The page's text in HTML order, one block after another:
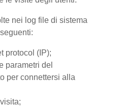
nei log file di sistema
protocol (IP);
parametri del
per connettersi alla